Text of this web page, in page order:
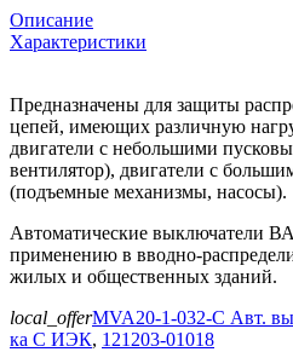
Описание
Характеристики
Предназначены для защиты
цепей, имеющих различную
двигатели с небольшими
вентилятор), двигатели с
(подъемные механизмы, насосы).
Автоматические выключатели
применению в вводно-
жилых и общественных зданий.
local_offerMVA20-1-032-C Авт.
ка С ИЭК, 121203-01018